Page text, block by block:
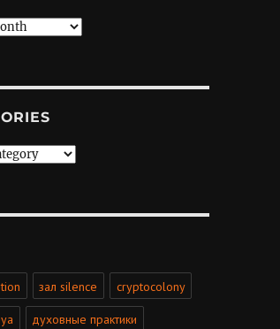
зал silence cryptocolony
духовные практики